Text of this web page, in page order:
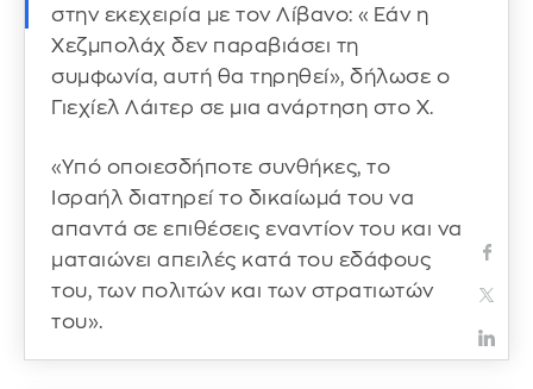
στην εκεχειρία με τον Λίβανο: «Εάν η
Χεζμπολάχ δεν παραβιάσει τη
συμφωνία, αυτή θα τηρηθεί», δήλωσε ο
Γιεχίελ Λάιτερ σε μια ανάρτηση στο X.
«Υπό οποιεσδήποτε συνθήκες, το
Ισραήλ διατηρεί το δικαίωμά του να
απαντά σε επιθέσεις εναντίον του και να
ματαιώνει απειλές κατά του εδάφους
του, των πολιτών και των στρατιωτών
του».